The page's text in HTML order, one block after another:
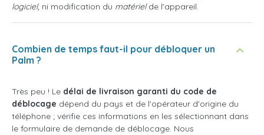
logiciel, ni modification du matérielde l'appareil.
Combien de temps faut-il pour débloquer un
Palm ?
Très peu ! Le délai de livraison garanti du code de
déblocage dépend du pays et de l'opérateur d'origine du
téléphone ; vérifie ces informations en les sélectionnant dans
le formulaire de demande de déblocage. Nous